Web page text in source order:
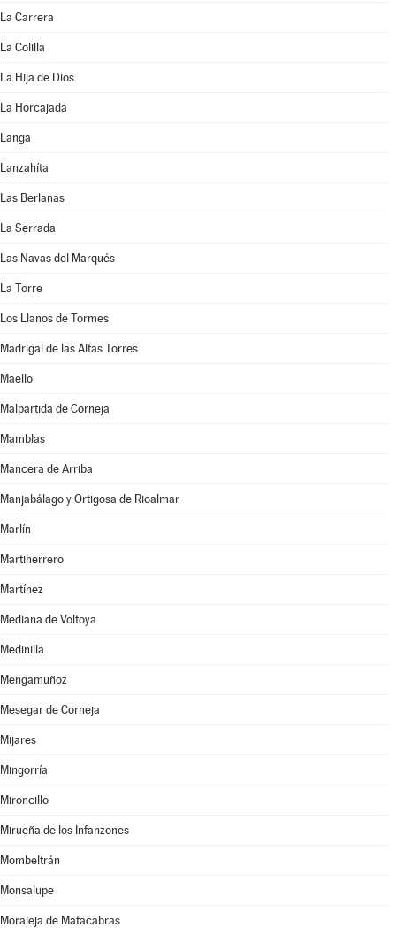
La Carrera
La Colilla
La Hija de Dios
La Horcajada
Langa
Lanzahíta
Las Berlanas
La Serrada
Las Navas del Marqués
La Torre
Los Llanos de Tormes
Madrigal de las Altas Torres
Maello
Malpartida de Corneja
Mamblas
Mancera de Arriba
Manjabálago y Ortigosa de Rioalmar
Marlín
Martiherrero
Martínez
Mediana de Voltoya
Medinilla
Mengamuñoz
Mesegar de Corneja
Mijares
Mingorría
Mironcillo
Mirueña de los Infanzones
Mombeltrán
Monsalupe
Moraleja de Matacabras